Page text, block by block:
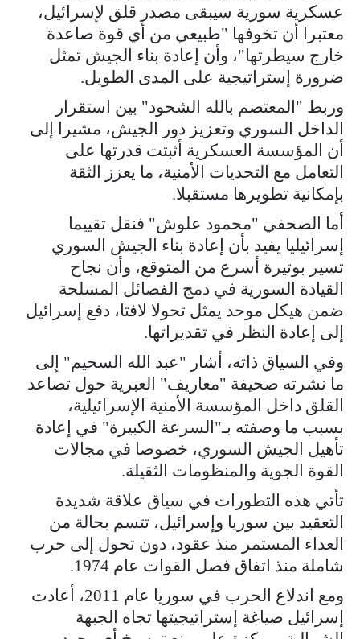
عسكرية سورية سيبقى مصدر قلق لإسرائيل،
معتبرا أن تخوفها "طبيعي من أي قوة صاعدة
خارج سيطرتها"، وأن إعادة بناء الجيش تمثل
ضرورة إستراتيجية على المدى الطويل.
وربط "المعتصم بالله الشحود" بين استقرار
الداخل السوري وتعزيز دور الجيش، مشيرا إلى
أن المؤسسة العسكرية أثبتت قدرتها على
التعامل مع التحديات الأمنية، ما يعزز الثقة
بإمكانية تطويرها مستقبلا.
أما الصحفي "محمود علوش" فنقل تقييما
إسرائيليا يفيد بأن إعادة بناء الجيش السوري
تسير بوتيرة أسرع من المتوقع، وأن نجاح
القيادة السورية في دمج الفصائل المسلحة
ضمن هيكل موحد يمثل تحولا لافتا، دفع إسرائيل
إلى إعادة النظر في تقديراتها.
وفي السياق ذاته، أشار "عبد الله السحيم" إلى
ما نشرته صحيفة "معاريف" العبرية حول تصاعد
القلق داخل المؤسسة الأمنية الإسرائيلية،
بسبب ما وصفته بـ"السرعة الكبيرة" في إعادة
تأهيل الجيش السوري، خصوصا في مجالات
القوة الجوية والمنظومات الثقيلة.
تأتي هذه التطورات في سياق علاقة شديدة
التعقيد بين سوريا وإسرائيل، تتسم بحالة من
العداء المستمر منذ عقود، دون تحول إلى حرب
شاملة منذ اتفاق فصل القوات عام 1974.
ومع اندلاع الحرب في سوريا عام 2011، أعادت
إسرائيل صياغة إستراتيجيتها تجاه الجبهة